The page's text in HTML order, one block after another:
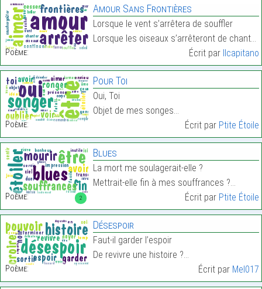
Poème:
Amour Sans Frontières
Lorsque le vent s’arrêtera de souffler
Lorsque les oiseaux s’arrêteront de chanter…
Écrit par Ilcapitano
Poème:
Pour Toi
Oui, Toi
Objet de mes songes…
Écrit par Ptite Étoile
2
Poème:
Blues
La mort me soulagerait-elle ?
Mettrait-elle fin à mes souffrances ?…
Écrit par Ptite Étoile
Poème:
Désespoir
Faut-il garder l’espoir
De revivre une histoire ?…
Écrit par Mel017